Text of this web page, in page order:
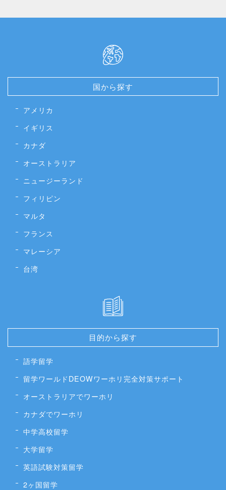
国から探す
アメリカ
イギリス
カナダ
オーストラリア
ニュージーランド
フィリピン
マルタ
フランス
マレーシア
台湾
目的から探す
語学留学
留学ワールドDEOWワーホリ完全対策サポート
オーストラリアでワーホリ
カナダでワーホリ
中学高校留学
大学留学
英語試験対策留学
2ヶ国留学